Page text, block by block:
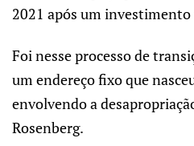
2021 após um investimento
Foi nesse processo de
um endereço fixo que
envolvendo a
Rosenberg.